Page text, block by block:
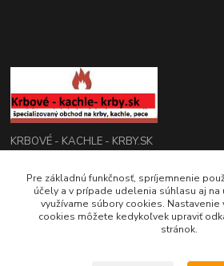
KRBOVÉ - KACHLE - KRBY.SK
0949 476 255
08:00 - 17.00
Pre základnú funkčnosť, spríjemnenie
účely a v prípade udelenia súhlasu aj
využívame súbory cookies.
cookies môžete kedykoľvek upraviť
stránok.